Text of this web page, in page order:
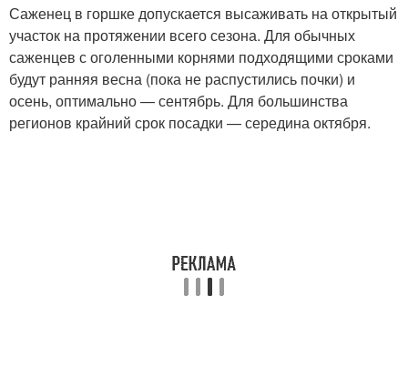
Саженец в горшке допускается высаживать на открытый
участок на протяжении всего сезона. Для обычных
саженцев с оголенными корнями подходящими сроками
будут ранняя весна (пока не распустились почки) и
осень, оптимально — сентябрь. Для большинства
регионов крайний срок посадки — середина октября.